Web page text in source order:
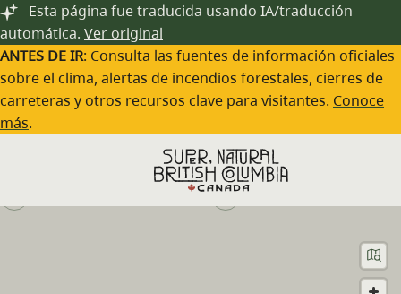
Saltar al contenido principal
Esta página fue traducida usando IA/traducción
automática. Ver original
ANTES DE IR: Consulta las fuentes de información oficiales
sobre el clima, alertas de incendios forestales, cierres de
carreteras y otros recursos clave para visitantes. Conoce
más.
Vidette Gold Mine Resort
(250) 395-0845